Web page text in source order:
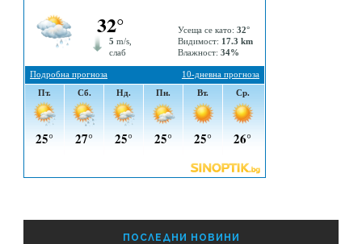
ПОСЛЕДНИ НОВИНИ